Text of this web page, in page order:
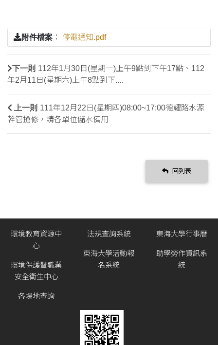
附件檔案 ： 停電通知.pdf
下一則 112年1月30日(星期一)上午9點到下午17點、112
年2月11日(星期六)上午8點到下....
上一則 111年12月22日(星期四)08:00~17:00德耀路水源
幹管搶修，請各單位儲水備用
回列表
環境教育資源中
心
環境保護暨職業
安全衛生中心
各場地查詢
法規查詢系統
東海大學活動報
名系統
東海大學行事曆
助學勞作資訊系
統